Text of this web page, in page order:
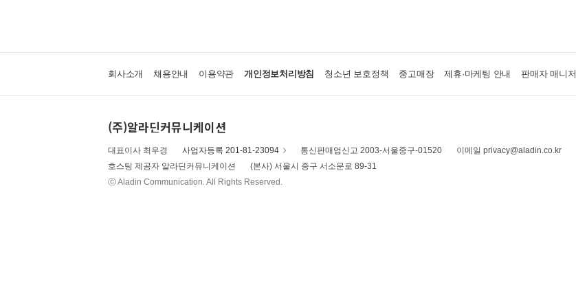
회사소개 채용안내 이용약관 개인정보처리방침 청소년 보호정책 중고매장 제휴·마케팅 안내 판매자 매니저
(주)알라딘커뮤니케이션
대표이사 최우경 사업자등록 201-81-23094 통신판매업신고 2003-서울중구-01520
이메일 privacy@aladin.co.kr
호스팅 제공자 알라딘커뮤니케이션
(본사) 서울시 중구 서소문로 89-31
ⓒ Aladin Communication. All Rights Reserved.